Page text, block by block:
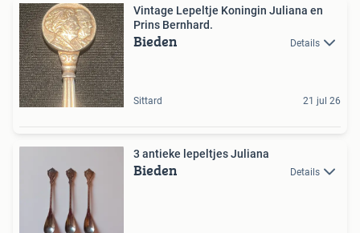
Vintage Lepeltje Koningin Juliana en
Prins Bernhard.
Bieden Details
Sittard 21 jul 26
3 antieke lepeltjes Juliana
Bieden Details